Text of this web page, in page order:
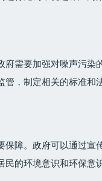
需要加强对噪声污染
，制定相关的标准和
障。政府可以通过宣
的环境意识和环保意识